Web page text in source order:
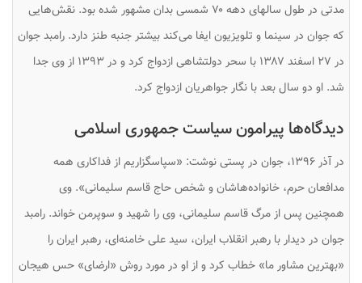
مدتی در طول سالهای دهه ۷۰ شمسی بدان مشهور شده بود. نقش‌هایی
که جوان در سینما و تلویزیون ایفا می‌کند بیشتر جنبه طنز دارد. رامبد جوان
در ۲۷ اسفند ۱۳۸۷ با سحر دولتشاهی ازدواج کرد و در ۱۳۹۳ از وی جدا
شد. او دو سال بعد با نگار جواهریان ازدواج کرد.
دیدگاه‌ها پیرامون سیاست جمهوری اسلامی
در آذر ۱۳۹۶، جوان در پستی نوشت: «سپاسگزاریم از فداکاری همه
مدافعان حرم، خانواده‌هاشان و شخص حاج قاسم سلیمانی». وی
همچنین پس از مرگ قاسم سلیمانی، وی را شهید و سوپرمن خواند. رامبد
جوان در دیدار با رهبر انقلاب ایران، سید علی خامنه‌ای، رهبر ایران را
«بهترین مشاور ما» خطاب کرد و از او در مورد روش «ارضای» حس هیجان